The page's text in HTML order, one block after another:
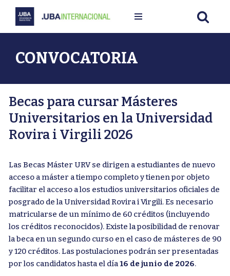
contenido
CONVOCATORIA
Becas para cursar Másteres
Universitarios en la Universidad
Rovira i Virgili 2026
Las Becas Máster URV se dirigen a estudiantes de nuevo
acceso a máster a tiempo completo y tienen por objeto
facilitar el acceso a los estudios universitarios oficiales de
posgrado de la Universidad Rovira i Virgili. Es necesario
matricularse de un mínimo de 60 créditos (incluyendo
los créditos reconocidos). Existe la posibilidad de renovar
la beca en un segundo curso en el caso de másteres de 90
y 120 créditos. Las postulaciones podrán ser presentadas
por los candidatos hasta el día16 de junio de 2026.